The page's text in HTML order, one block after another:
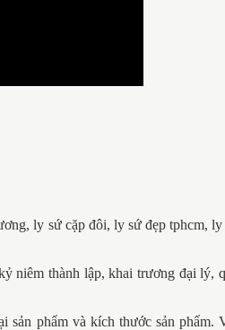
ly sứ cặp đôi, ly sứ đẹp tphcm, ly
niêm thành lập, khai trương đại lý,
sản phẩm và kích thước sản phẩm.